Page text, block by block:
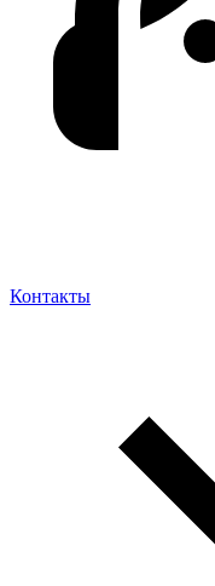
Контакты